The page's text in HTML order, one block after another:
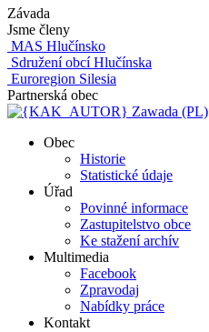
Závada
Jsme členy
MAS Hlučínsko
Sdružení obcí Hlučínska
Euroregion Silesia
Partnerská obec
Zawada (PL)
Obec
Historie
Statistické údaje
Úřad
Povinné informace
Zastupitelstvo obce
Ke stažení archív
Multimedia
Facebook
Zpravodaj
Nabídky práce
Kontakt